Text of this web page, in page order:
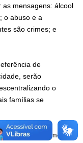
mensagens: álcool
o abuso e a
são crimes; e
de
serão
o
famílias se
Segurança Alimentar